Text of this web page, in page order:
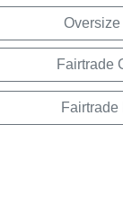
Oversize
Fairtrade
Fairtrade